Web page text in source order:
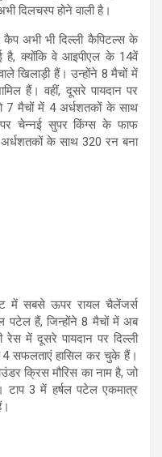
दिलचस्प होने वाली है।
अभी भी दिल्ली कैपिटल्स के
क्योंकि वे आइपीएल के 14वें
खिलाड़ी हैं। उन्होंने 8 मैचों में
हैं। वहीं, दूसरे पायदान पर
7 मैचों में 4 अर्धशतकों के साथ
चेन्नई सुपर किंग्स के फाफ
अर्धशतकों के साथ 320 रन बना
में सबसे ऊपर रायल चैलेंजर्स
पटेल हैं, जिन्होंने 8 मैचों में अब
में दूसरे पायदान पर दिल्ली
सफलताएं हासिल कर चुके हैं।
क्रिस मौरिस का नाम है, जो
3 में हर्षल पटेल एकमात्र